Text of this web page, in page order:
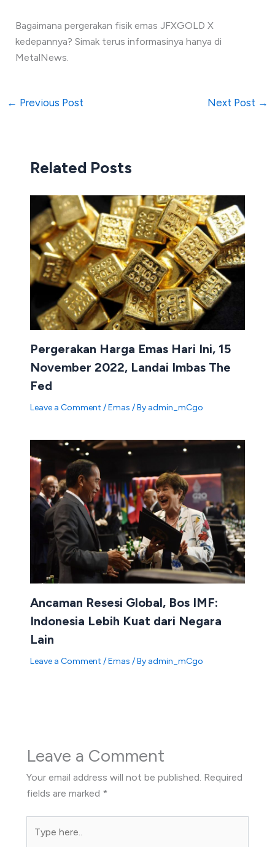
Bagaimana pergerakan fisik emas JFXGOLD X
kedepannya? Simak terus informasinya hanya di
MetalNews.
← Previous Post Next Post →
Related Posts
Pergerakan Harga Emas Hari Ini, 15
November 2022, Landai Imbas The
Fed
Leave a Comment /Emas / By admin_mCgo
Ancaman Resesi Global, Bos IMF:
Indonesia Lebih Kuat dari Negara
Lain
Leave a Comment /Emas / By admin_mCgo
Leave a Comment
Your email address will not be published. Required
fields are marked *
here..